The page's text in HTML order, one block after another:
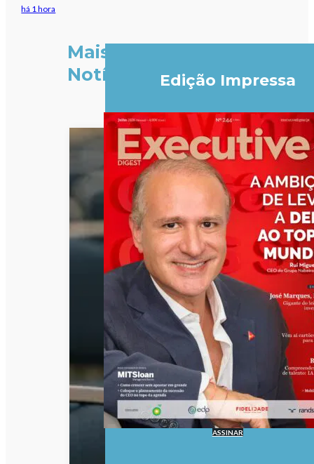
há 1 hora
Mais
Notícias
Edição Impressa
ASSINAR